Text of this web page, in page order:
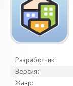
Разработчик:
Версия:
Жанр: